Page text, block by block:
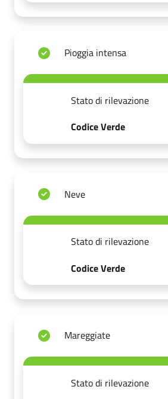
Pioggia intensa
Stato di rilevazione
Codice Verde
Neve
Stato di rilevazione
Codice Verde
Mareggiate
Stato di rilevazione